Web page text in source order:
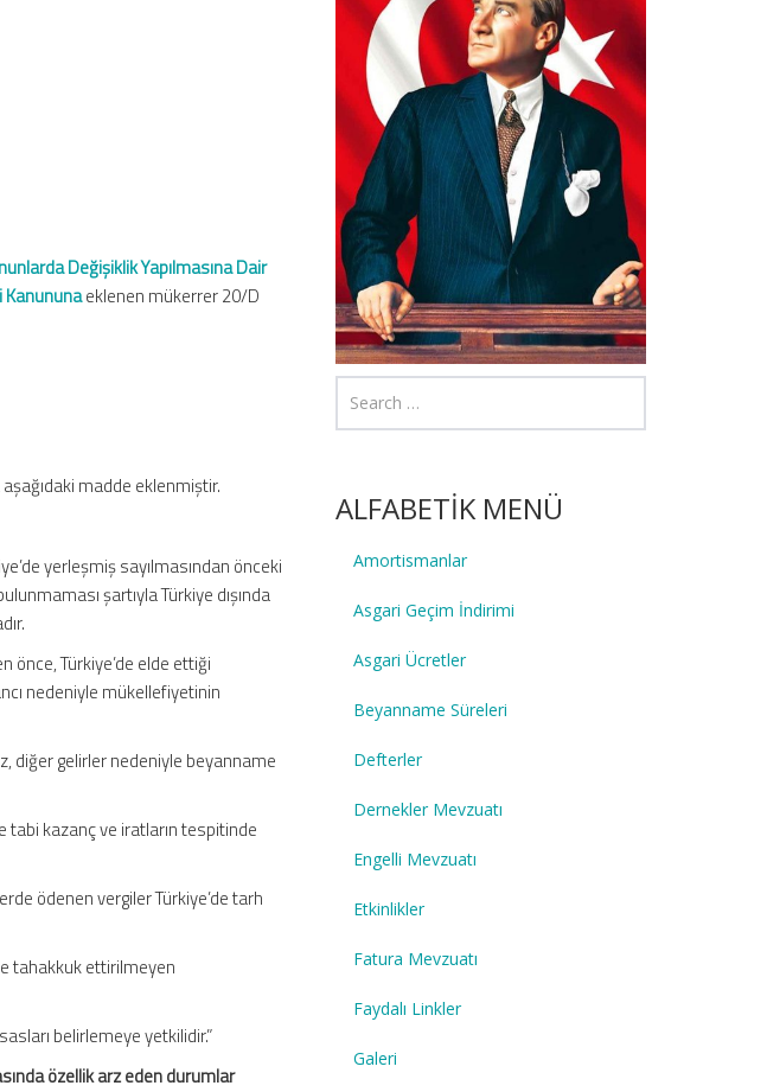
Değişiklik Yapılmasına Dair
Kanununaeklenen mükerrer 20/D
aşağıdaki madde eklenmiştir.
yerleşmiş sayılmasından önceki
şartıyla Türkiye dışında
önce, Türkiye’de elde ettiği
nedeniyle mükellefiyetinin
diğer gelirler nedeniyle beyanname
tabi kazanç ve iratların tespitinde
ödenen vergiler Türkiye’de tarh
tahakkuk ettirilmeyen
belirlemeye yetkilidir.”
özellik arz eden durumlar
ALFABETİK MENÜ
Amortismanlar
Asgari Geçim İndirimi
Asgari Ücretler
Beyanname Süreleri
Defterler
Dernekler Mevzuatı
Engelli Mevzuatı
Etkinlikler
Fatura Mevzuatı
Faydalı Linkler
Galeri